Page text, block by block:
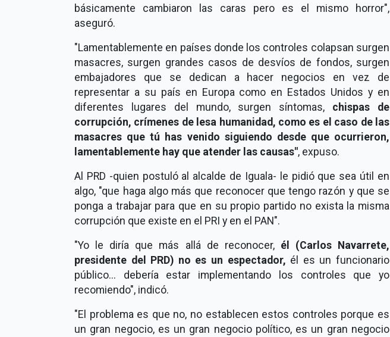
básicamente cambiaron las caras pero es el mismo horror",
aseguró.
"Lamentablemente en países donde los controles colapsan surgen
masacres, surgen grandes casos de desvíos de fondos, surgen
embajadores que se dedican a hacer negocios en vez de
representar a su país en Europa como en Estados Unidos y en
diferentes lugares del mundo, surgen síntomas, chispas de
corrupción, crímenes de lesa humanidad, como es el caso de las
masacres que tú has venido siguiendo desde que ocurrieron,
lamentablemente hay que atender las causas", expuso.
Al PRD -quien postuló al alcalde de Iguala- le pidió que sea útil en
algo, "que haga algo más que reconocer que tengo razón y que se
ponga a trabajar para que en su propio partido no exista la misma
corrupción que existe en el PRI y en el PAN".
"Yo le diría que más allá de reconocer,él (Carlos Navarrete,
presidente del PRD) no es un espectador, él es un funcionario
público... debería estar implementando los controles que yo
recomiendo", indicó.
"El problema es que no, no establecen estos controles porque es
un gran negocio, es un gran negocio político, es un gran negocio